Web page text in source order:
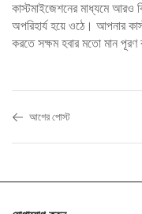
কাস্টমাইজেশনের মাধ্যমে আরও
অপরিহার্য হয়ে ওঠে। আপনার
করতে সক্ষম হবার মতো মান
আগের পোস্ট